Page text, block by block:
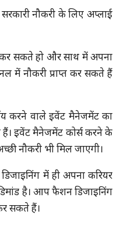
नौकरी के लिए अप्लाई
कर सकते हो और साथ में अपना
में नौकरी प्राप्त कर सकते हैं
करने वाले इवेंट मैनेजमेंट का
इवेंट मैनेजमेंट कोर्स करने के
नौकरी भी मिल जाएगी।
में ही अपना करियर
है। आप फैशन डिजाइनिंग
सकते हैं।